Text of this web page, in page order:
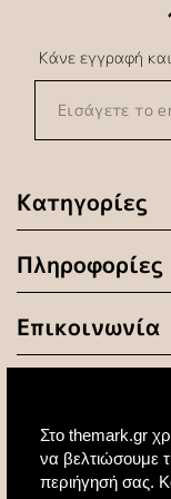
Στο themark.gr
να βελτιώσουμε
περιήγησή σας.
Κατηγορίες
Πληροφορίες
Επικοινωνία
Κάνε εγγραφή